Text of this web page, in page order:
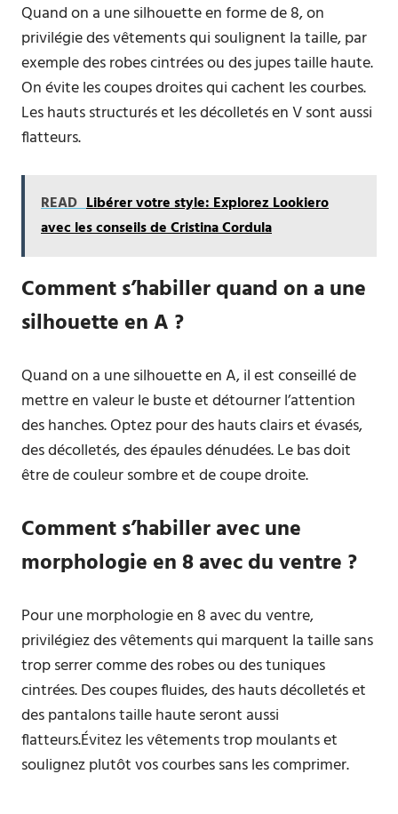
Quand on a une silhouette en forme de 8, on
privilégie des vêtements qui soulignent la taille, par
exemple des robes cintrées ou des jupes taille haute.
On évite les coupes droites qui cachent les courbes.
Les hauts structurés et les décolletés en V sont aussi
flatteurs.
READ Libérer votre style: Explorez Lookiero
avec les conseils de Cristina Cordula
Comment s’habiller quand on a une
silhouette en A ?
Quand on a une silhouette en A, il est conseillé de
mettre en valeur le buste et détourner l’attention
des hanches. Optez pour des hauts clairs et évasés,
des décolletés, des épaules dénudées. Le bas doit
être de couleur sombre et de coupe droite.
Comment s’habiller avec une
morphologie en 8 avec du ventre ?
Pour une morphologie en 8 avec du ventre,
privilégiez des vêtements qui marquent la taille sans
trop serrer comme des robes ou des tuniques
cintrées. Des coupes fluides, des hauts décolletés et
des pantalons taille haute seront aussi
flatteurs.Évitez les vêtements trop moulants et
soulignez plutôt vos courbes sans les comprimer.